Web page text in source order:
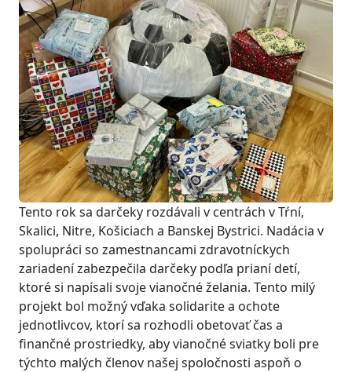
Tento rok sa darčeky rozdávali v centrách v Tŕní,
Skalici, Nitre, Košiciach a Banskej Bystrici. Nadácia v
spolupráci so zamestnancami zdravotníckych
zariadení zabezpečila darčeky podľa prianí detí,
ktoré si napísali svoje vianočné želania. Tento milý
projekt bol možný vďaka solidarite a ochote
jednotlivcov, ktorí sa rozhodli obetovať čas a
finančné prostriedky, aby vianočné sviatky boli pre
týchto malých členov našej spoločnosti aspoň o